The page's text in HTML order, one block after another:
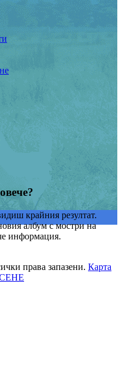
крайния резултат.
албум с мостри на
информация.
права запазени. Карта